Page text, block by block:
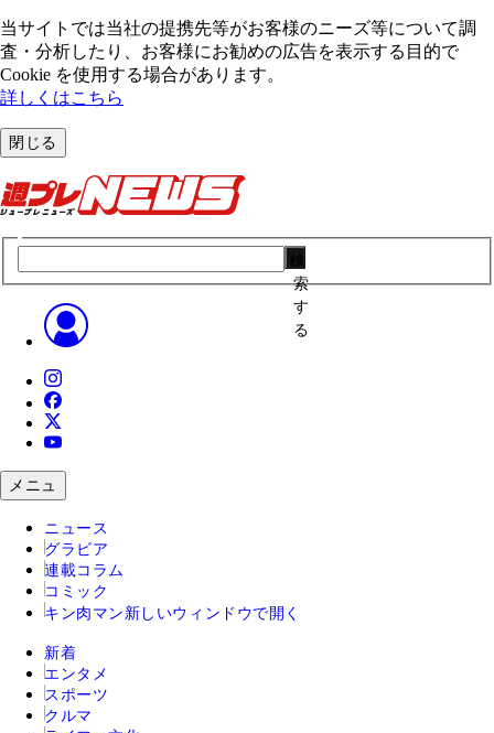
当サイトでは当社の提携先等がお客様のニーズ等について調
査・分析したり、お客様にお勧めの広告を表⽰する⽬的で
Cookie を使⽤する場合があります。
詳しくはこちら
閉じる
索
す
る
メニュ
ニュース
グラビア
連載コラム
コミック
キン肉マン 新しいウィンドウで開く
新着
エンタメ
スポーツ
クルマ